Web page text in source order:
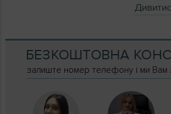
БЕЗКОШТОВНА
залиште номер телефону і ми